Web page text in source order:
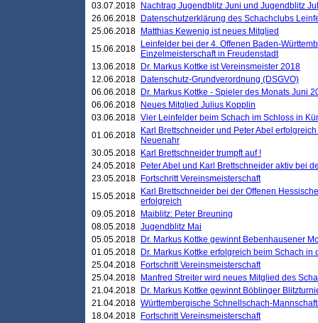
03.07.2018
Nachtrag Jugendblitz Juni und Jugendblitz
26.06.2018
Datenschutzerklärung des Schachclubs
25.06.2018
Matthias Kewenig ist neues Mitglied
15.06.2018
Leinfelder bei der 4. Offenen Baden-
Einzelmeisterschaft in Freudenstadt
13.06.2018
Dr. Markus Kottke ist Vereinsmeister 2018
12.06.2018
Datenschutz-Grundverordnung (DSGVO)
06.06.2018
Dr. Markus Kottke - Spieler des Monats Juni
06.06.2018
Neues Mitglied Julius Kopplin
03.06.2018 Vier Leinfelder beim Schach im Schloss in
01.06.2018
Karl Brettschneider und Peter Abel
Neuenahr
30.05.2018
Karl Brettschneider trumpft auf !
24.05.2018
Peter Abel und Karl Brettschneider aktiv bei
23.05.2018
Fortschritt Vereinsmeisterschaft
15.05.2018
Karl Brettschneider bei der Offenen
erfolgreich
09.05.2018
Maiblitz: Peter Breuning
08.05.2018 Jugendblitz Mai
05.05.2018
Dr. Markus Kottke gewinnt Bebenhausener
01.05.2018
Dr. Markus Kottke erfolgreich beim Schach
25.04.2018
Fortschritt Vereinsmeisterschaft
25.04.2018
Manfred Streiter wird neues Mitglied des
21.04.2018
Dr. Markus Kottke gewinnt Böblinger
21.04.2018 Württembergische Schnellschach-
18.04.2018
Fortschritt Vereinsmeisterschaft